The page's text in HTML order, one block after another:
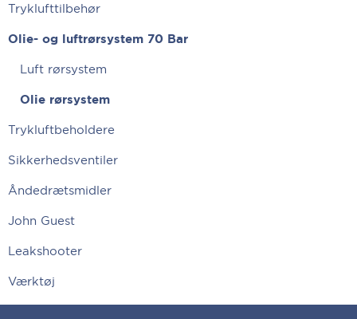
Tryklufttilbehør
Olie- og luftrørsystem 70 Bar
Luft rørsystem
Olie rørsystem
Trykluftbeholdere
Sikkerhedsventiler
Åndedrætsmidler
John Guest
Leakshooter
Værktøj